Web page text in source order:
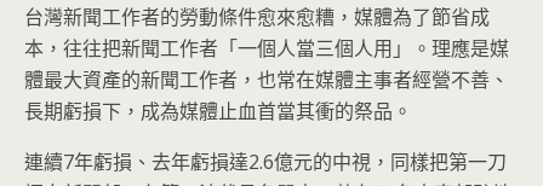
台灣新聞工作者的勞動條件愈來愈糟，媒體為了節省成
本，往往把新聞工作者「一個人當三個人用」。理應是媒
體最大資產的新聞工作者，也常在媒體主事者經營不善、
長期虧損下，成為媒體止血首當其衝的祭品。
連續7年虧損、去年虧損達2.6億元的中視，同樣把第一刀